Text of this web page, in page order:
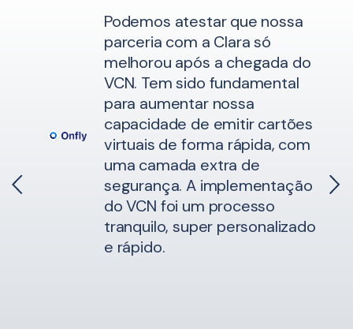
Podemos atestar que nossa
parceria com a Clara só
melhorou após a chegada do
VCN. Tem sido fundamental
para aumentar nossa
capacidade de emitir cartões
virtuais de forma rápida, com
uma camada extra de
segurança. A implementação
do VCN foi um processo
tranquilo, super personalizado
e rápido.